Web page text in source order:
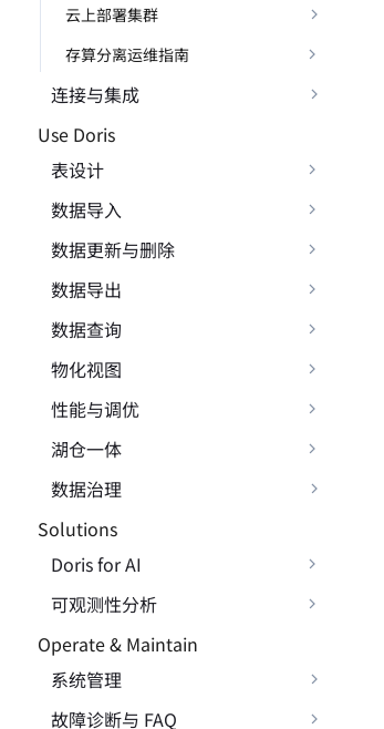
云上部署集群
存算分离运维指南
连接与集成
Use Doris
表设计
数据导入
数据更新与删除
数据导出
数据查询
物化视图
性能与调优
湖仓一体
数据治理
Solutions
Doris for AI
可观测性分析
Operate & Maintain
系统管理
故障诊断与 FAQ